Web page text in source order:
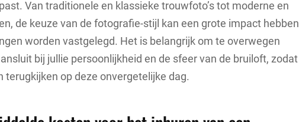
Van traditionele en klassieke trouwfoto’s tot moderne en
de keuze van de fotografie-stijl kan een grote impact hebben
worden vastgelegd. Het is belangrijk om te overwegen
bij jullie persoonlijkheid en de sfeer van de bruiloft, zodat
terugkijken op deze onvergetelijke dag.